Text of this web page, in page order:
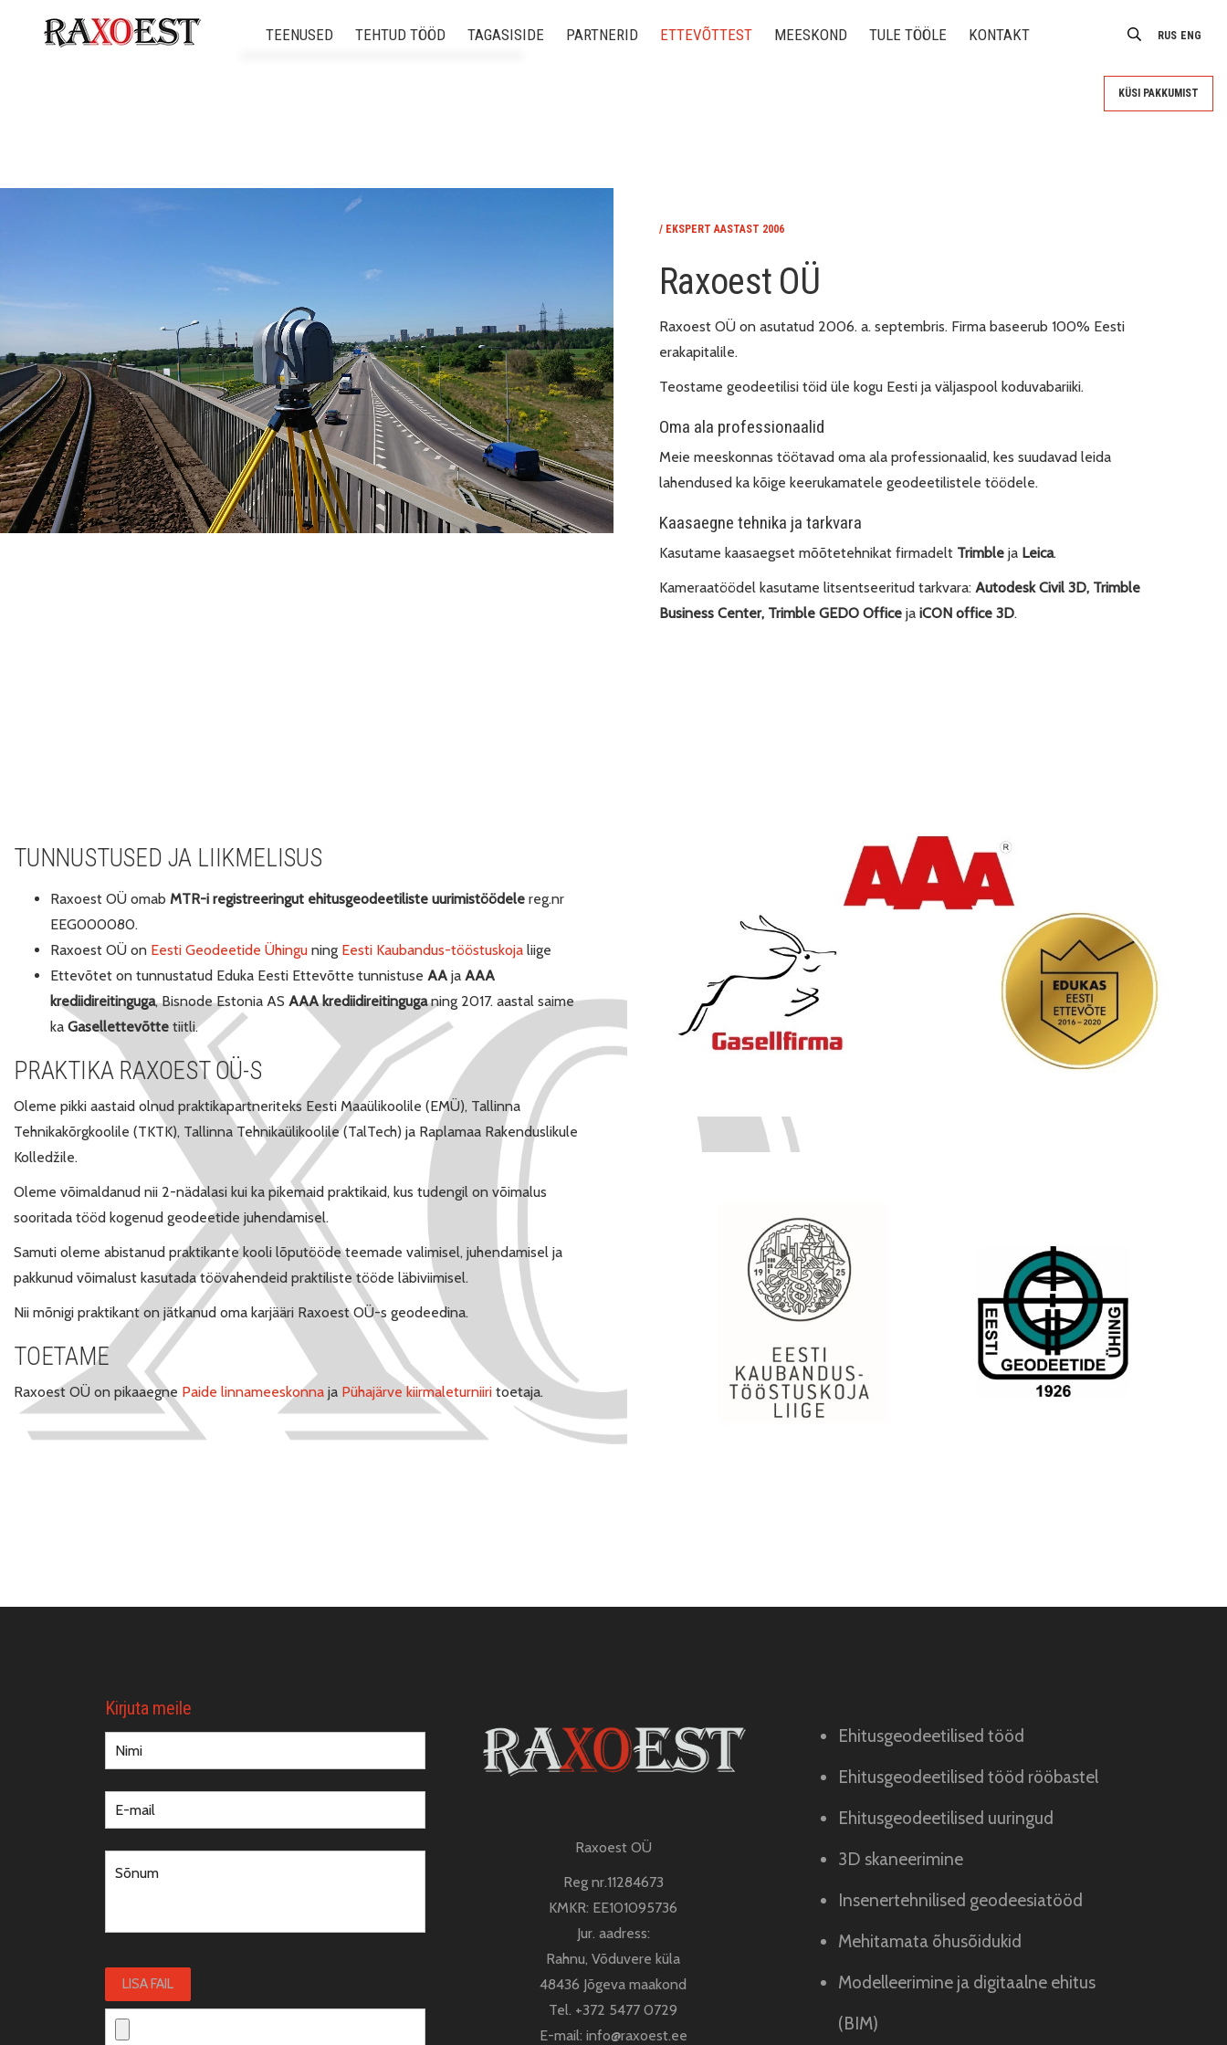
TEENUSED
Modelleerimine ja digitaalne ehitus (BIM)
TEHTUD TÖÖD TAGASISIDE PARTNERID ETTEVÕTTEST MEESKOND TULE TÖÖLE KONTAKT
KÜSI PAKKUMIST
RUS ENG
/ EKSPERT AASTAST 2006
Raxoest OÜ
Raxoest OÜ on asutatud 2006. a. septembris. Firma baseerub 100% Eesti
erakapitalile.
Teostame geodeetilisi töid üle kogu Eesti ja väljaspool koduvabariiki.
Oma ala professionaalid
Meie meeskonnas töötavad oma ala professionaalid, kes suudavad leida
lahendused ka kõige keerukamatele geodeetilistele töödele.
Kaasaegne tehnika ja tarkvara
Kasutame kaasaegset mõõtetehnikat firmadelt Trimble ja Leica.
Kameraatöödel kasutame litsentseeritud tarkvara: Autodesk Civil 3D, Trimble
Business Center, Trimble GEDO Office ja iCON office 3D.
TUNNUSTUSED JA LIIKMELISUS
Raxoest OÜ omab MTR-i registreeringut ehitusgeodeetiliste uurimistöödele reg.nr
EEG000080.
Raxoest OÜ on Eesti Geodeetide Ühingu ning Eesti Kaubandus-tööstuskoja liige
Ettevõtet on tunnustatud Eduka Eesti Ettevõtte tunnistuse AA ja AAA
krediidireitinguga, Bisnode Estonia AS AAA krediidireitinguganing 2017. aastal saime
ka Gasellettevõtte tiitli.
PRAKTIKA RAXOEST OÜ-S
Oleme pikki aastaid olnud praktikapartneriteks Eesti Maaülikoolile (EMÜ), Tallinna
Tehnikakõrgkoolile (TKTK), Tallinna Tehnikaülikoolile (TalTech) ja Raplamaa Rakenduslikule
Kolledžile.
Oleme võimaldanud nii 2-nädalasi kui ka pikemaid praktikaid, kus tudengil on võimalus
sooritada tööd kogenud geodeetide juhendamisel.
Samuti oleme abistanud praktikante kooli lõputööde teemade valimisel, juhendamisel ja
pakkunud võimalust kasutada töövahendeid praktiliste tööde läbiviimisel.
Nii mõnigi praktikant on jätkanud oma karjääri Raxoest OÜ-s geodeedina.
TOETAME
Raxoest OÜ on pikaaegne Paide linnameeskonna ja Pühajärve kiirmaleturniiri toetaja.
Kirjuta meile
LISA FAIL
Raxoest OÜ
Reg nr.11284673
KMKR: EE101095736
Jur. aadress:
Rahnu, Võduvere küla
48436 Jõgeva maakond
Tel. +372 5477 0729
E-mail: info@raxoest.ee
Ehitusgeodeetilised tööd
Ehitusgeodeetilised tööd rööbastel
Ehitusgeodeetilised uuringud
3D skaneerimine
Insenertehnilised geodeesiatööd
Mehitamata õhusõidukid
Modelleerimine ja digitaalne ehitus
(BIM)